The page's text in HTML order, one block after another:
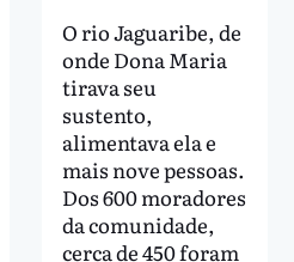
O rio Jaguaribe, de
onde Dona Maria
tirava seu
sustento,
alimentava ela e
mais nove pessoas.
Dos 600 moradores
da comunidade,
cerca de 450 foram